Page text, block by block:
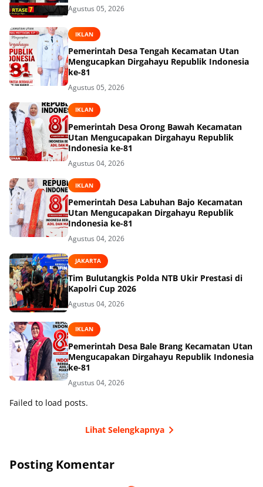
Agustus 05, 2026
IKLAN
Pemerintah Desa Tengah Kecamatan Utan
Mengucapkan Dirgahayu Republik Indonesia
ke-81
Agustus 05, 2026
IKLAN
Pemerintah Desa Orong Bawah Kecamatan
Utan Mengucapakan Dirgahayu Republik
Indonesia ke-81
Agustus 04, 2026
IKLAN
Pemerintah Desa Labuhan Bajo Kecamatan
Utan Mengucapakan Dirgahayu Republik
Indonesia ke-81
Agustus 04, 2026
JAKARTA
Tim Bulutangkis Polda NTB Ukir Prestasi di
Kapolri Cup 2026
Agustus 04, 2026
IKLAN
Pemerintah Desa Bale Brang Kecamatan Utan
Mengucapakan Dirgahayu Republik Indonesia
ke-81
Agustus 04, 2026
Failed to load posts.
Lihat Selengkapnya
Posting Komentar